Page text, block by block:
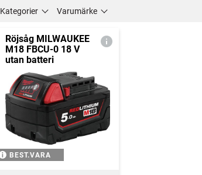
Kategorier Varumärke
Röjsåg MILWAUKEE
M18 FBCU-0 18 V
utan batteri
BEST.VARA